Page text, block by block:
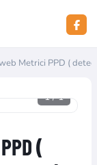
Metrici PPD (
1/1
(